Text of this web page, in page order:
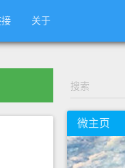
关于
搜索
微主页